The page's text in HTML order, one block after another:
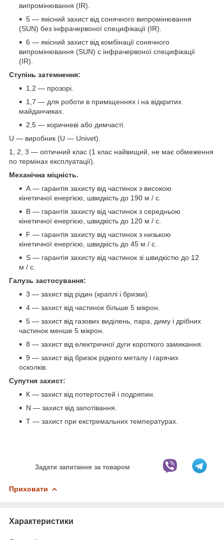
випромінювання (IR).
5 — якісний захист від сонячного випромінювання
(SUN) без інфрачервоної специфікації (IR).
6 — якісний захист від комбінації сонячного
випромінювання (SUN) c інфрачервоної специфікації
(IR).
Ступінь затемнення:
1,2 — прозорі.
1,7 — для роботи в приміщеннях і на відкритих
майданчиках.
2,5 — коричневі або димчасті.
U — виробник (U — Univet).
1, 2, 3 — оптичний клас (1 клас найвищий, не має обмеження
по термінах експлуатації).
Механічна міцність.
А — гарантія захисту від частинок з високою
кінетичної енергією, швидкість до 190 м / с.
В — гарантія захисту від частинок з середньою
кінетичної енергією, швидкість до 120 м / с.
F — гарантія захисту від частинок з низькою
кінетичної енергією, швидкість до 45 м / с.
S — гарантія захисту від частинок зі швидкістю до 12
м / с.
Галузь застосування:
3 — захист від рідин (краплі і бризки).
4 — захист від частинок більше 5 мікрон.
5 — захист від газових виділень, пара, диму і дрібних
частинок менше 5 мікрон.
8 — захист від електричної дуги короткого замикання.
9 — захист від бризок рідкого металу і гарячих
осколків.
Супутня захист:
К — захист від потертостей і подряпин.
N — захист від запотівання.
Т — захист при екстремальних температурах.
Задати запитання за товаром
Приховати
Характеристики